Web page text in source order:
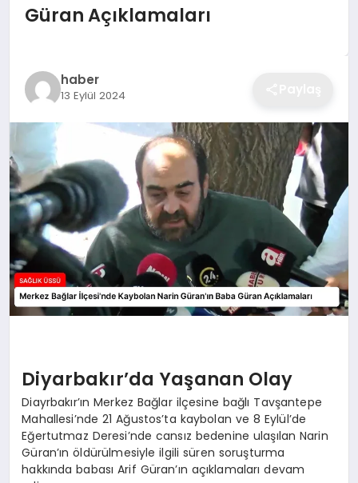
SPOR & FITNESS
Güran Açıklamaları
haber
13 Eylül 2024
Diyarbakır’da Yaşanan Olay
Diayrbakır’ın Merkez Bağlar ilçesine bağlı Tavşantepe
Mahallesi’nde 21 Ağustos’ta kaybolan ve 8 Eylül’de
Eğertutmaz Deresi’nde cansız bedenine ulaşılan Narin
Güran’ın öldürülmesiyle ilgili süren soruşturma
hakkında babası Arif Güran’ın açıklamaları devam